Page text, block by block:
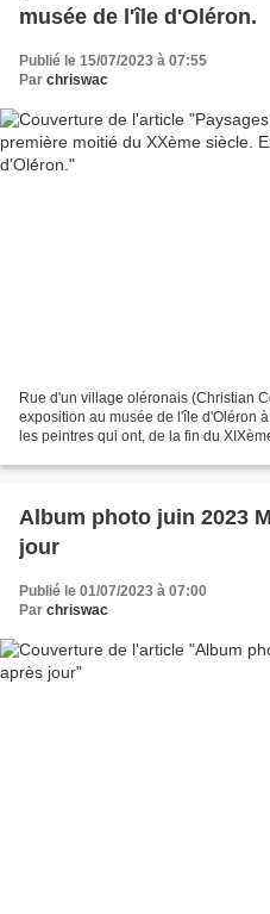
musée de l'île d'Oléron.
Publié le 15/07/2023 à 07:55
Par chriswac
Rue d'un village oléronais (Christian
exposition au musée de l'île d'Oléron
les peintres qui ont, de la fin du
Album photo juin 2023
jour
Publié le 01/07/2023 à 07:00
Par chriswac